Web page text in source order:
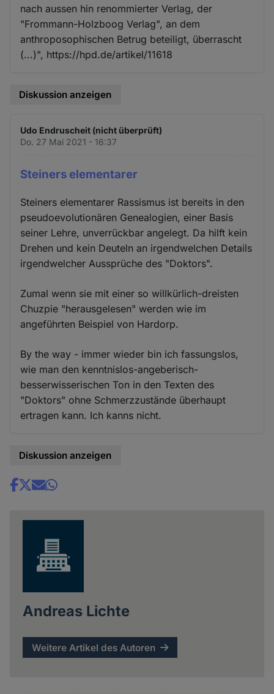
nach aussen hin renommierter Verlag, der
"Frommann-Holzboog Verlag", an dem
anthroposophischen Betrug beteiligt, überrascht
(...)", https://hpd.de/artikel/11618
Diskussion anzeigen
Udo Endruscheit (nicht überprüft)
Do. 27 Mai 2021 - 16:37
Steiners elementarer
Steiners elementarer Rassismus ist bereits in den
pseudoevolutionären Genealogien, einer Basis
seiner Lehre, unverrückbar angelegt. Da hilft kein
Drehen und kein Deuteln an irgendwelchen Details
irgendwelcher Aussprüche des "Doktors".
Zumal wenn sie mit einer so willkürlich-dreisten
Chuzpie "herausgelesen" werden wie im
angeführten Beispiel von Hardorp.
By the way - immer wieder bin ich fassungslos,
wie man den kenntnislos-angeberisch-
besserwisserischen Ton in den Texten des
"Doktors" ohne Schmerzzustände überhaupt
ertragen kann. Ich kanns nicht.
Diskussion anzeigen
Share
Andreas Lichte
Weitere Artikel des Autoren